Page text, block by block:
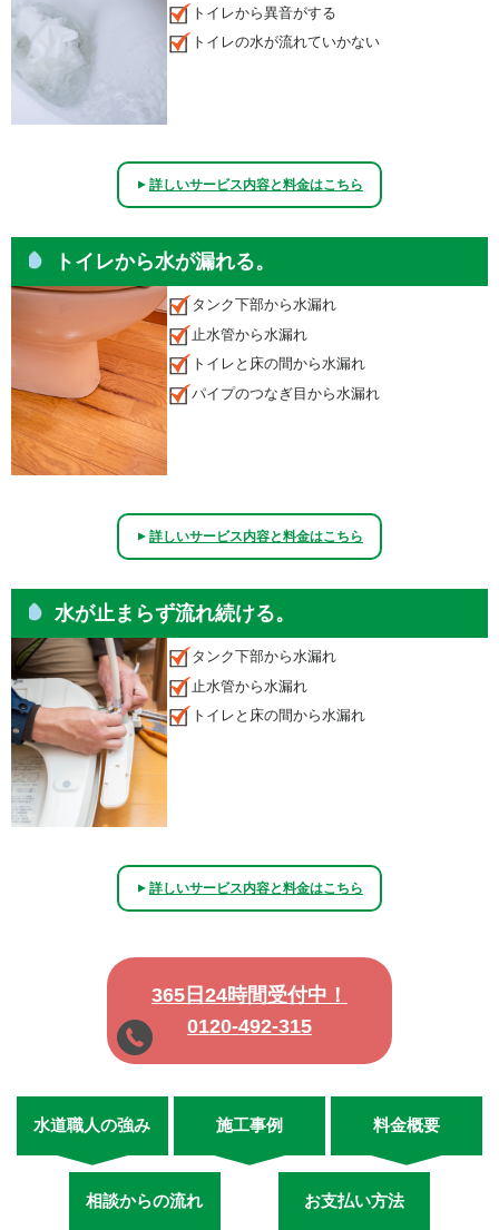
トイレから異音がする
トイレの水が流れていかない
▲詳しいサービス内容と料金はこちら
トイレから水が漏れる。
タンク下部から水漏れ
止水管から水漏れ
トイレと床の間から水漏れ
パイプのつなぎ目から水漏れ
▲詳しいサービス内容と料金はこちら
水が止まらず流れ続ける。
タンク下部から水漏れ
止水管から水漏れ
トイレと床の間から水漏れ
▲詳しいサービス内容と料金はこちら
365日24時間受付中！
0120-492-315
水道職人の強み 施工事例 料金概要
相談からの流れ お支払い方法